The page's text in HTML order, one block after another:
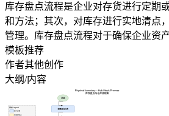
库存盘点流程是企业对存货进行定期
和方法；其次，对库存进行实地清点
管理。库存盘点流程对于确保企业资
模板推荐
作者其他创作
大纲/内容